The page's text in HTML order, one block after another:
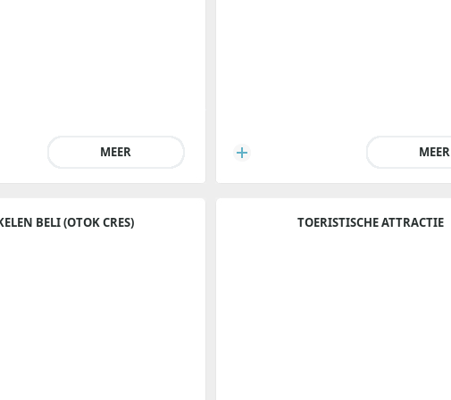
MEER
BELI (OTOK CRES)
MEER
TOERISTISCHE ATTRACTIE